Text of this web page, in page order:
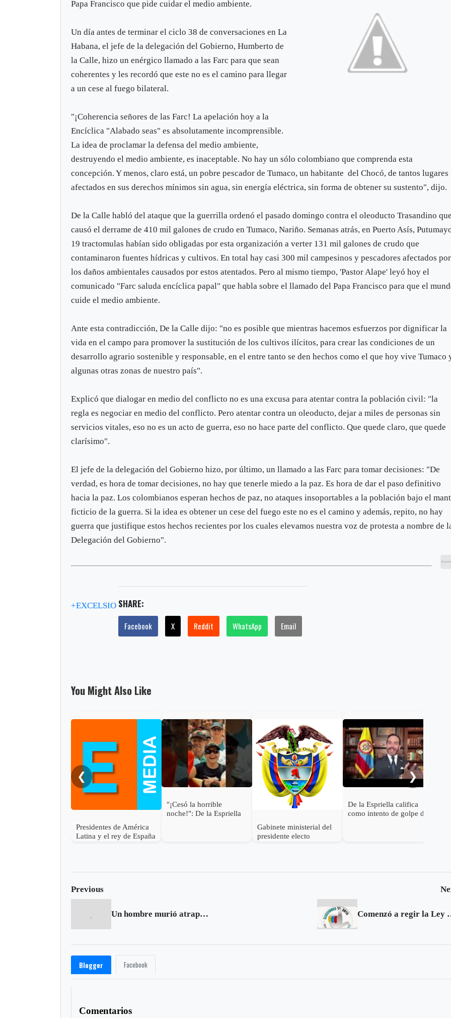
Papa Francisco que pide cuidar el medio ambiente.
Un día antes de terminar el ciclo 38 de conversaciones en La
Habana, el jefe de la delegación del Gobierno, Humberto de
la Calle, hizo un enérgico llamado a las Farc para que sean
coherentes y les recordó que este no es el camino para llegar
a un cese al fuego bilateral.
"¡Coherencia señores de las Farc! La apelación hoy a la
Encíclica "Alabado seas" es absolutamente incomprensible.
La idea de proclamar la defensa del medio ambiente,
destruyendo el medio ambiente, es inaceptable. No hay un sólo colombiano que comprenda esta
concepción. Y menos, claro está, un pobre pescador de Tumaco, un habitante del Chocó, de tantos lugares
afectados en sus derechos mínimos sin agua, sin energía eléctrica, sin forma de obtener su sustento", dijo.
De la Calle habló del ataque que la guerrilla ordenó el pasado domingo contra el oleoducto Trasandino que
causó el derrame de 410 mil galones de crudo en Tumaco, Nariño. Semanas atrás, en Puerto Asís,
19 tractomulas habían sido obligadas por esta organización a verter 131 mil galones de crudo que
contaminaron fuentes hídricas y cultivos. En total hay casi 300 mil campesinos y pescadores afectados por
los daños ambientales causados por estos atentados. Pero al mismo tiempo, 'Pastor Alape' leyó hoy el
comunicado "Farc saluda encíclica papal" que habla sobre el llamado del Papa Francisco para que el
cuide el medio ambiente.
Ante esta contradicción, De la Calle dijo: "no es posible que mientras hacemos esfuerzos por dignificar la
vida en el campo para promover la sustitución de los cultivos ilícitos, para crear las condiciones de un
desarrollo agrario sostenible y responsable, en el entre tanto se den hechos como el que hoy vive Tumaco
algunas otras zonas de nuestro país".
Explicó que dialogar en medio del conflicto no es una excusa para atentar contra la población civil: "la
regla es negociar en medio del conflicto. Pero atentar contra un oleoducto, dejar a miles de personas sin
servicios vitales, eso no es un acto de guerra, eso no hace parte del conflicto. Que quede claro, que quede
clarísimo".
El jefe de la delegación del Gobierno hizo, por último, un llamado a las Farc para tomar decisiones: "De
verdad, es hora de tomar decisiones, no hay que tenerle miedo a la paz. Es hora de dar el paso definitivo
hacia la paz. Los colombianos esperan hechos de paz, no ataques insoportables a la población bajo el
ficticio de la guerra. Si la idea es obtener un cese del fuego este no es el camino y además, repito, no hay
guerra que justifique estos hechos recientes por los cuales elevamos nuestra voz de protesta a nombre de
Delegación del Gobierno".
+EXCELSIO SHARE:
Facebook X Reddit WhatsApp Email
You Might Also Like
❮
Presidentes de América
Latina y el rey de España
"¡Cesó la horrible
noche!": De la Espriella
Gabinete ministerial del
presidente electo
De la Espriella califica
como intento de golpe de
❯
Previous
Un hombre murió atrapado por un derrumbe en Floresta Comenzó
Blogger Facebook
Comentarios